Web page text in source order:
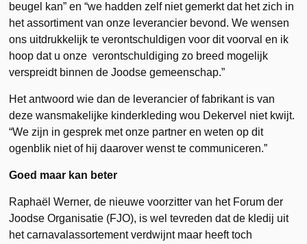
beugel kan” en “we hadden zelf niet gemerkt dat het zich in
het assortiment van onze leverancier bevond. We wensen
ons uitdrukkelijk te verontschuldigen voor dit voorval en ik
hoop dat u onze verontschuldiging zo breed mogelijk
verspreidt binnen de Joodse gemeenschap.”
Het antwoord wie dan de leverancier of fabrikant is van
deze wansmakelijke kinderkleding wou Dekervel niet kwijt.
“We zijn in gesprek met onze partner en weten op dit
ogenblik niet of hij daarover wenst te communiceren.”
Goed maar kan beter
Raphaël Werner, de nieuwe voorzitter van het Forum der
Joodse Organisatie (FJO), is wel tevreden dat de kledij uit
het carnavalassortement verdwijnt maar heeft toch